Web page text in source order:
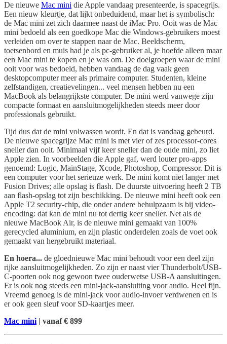
De nieuwe Mac mini die Apple vandaag presenteerde, is spacegrijs.
Een nieuw kleurtje, dat lijkt onbeduidend, maar het is symbolisch:
de Mac mini zet zich daarmee naast de iMac Pro. Ooit was de Mac
mini bedoeld als een goedkope Mac die Windows-gebruikers moest
verleiden om over te stappen naar de Mac. Beeldscherm,
toetsenbord en muis had je als pc-gebruiker al, je hoefde alleen maar
een Mac mini te kopen en je was om. De doelgroepen waar de mini
ooit voor was bedoeld, hebben vandaag de dag vaak geen
desktopcomputer meer als primaire computer. Studenten, kleine
zelfstandigen, creatievelingen... veel mensen hebben nu een
MacBook als belangrijkste computer. De mini werd vanwege zijn
compacte formaat en aansluitmogelijkheden steeds meer door
professionals gebruikt.
Tijd dus dat de mini volwassen wordt. En dat is vandaag gebeurd.
De nieuwe spacegrijze Mac mini is met vier of zes processor-cores
sneller dan ooit. Minimaal vijf keer sneller dan de oude mini, zo liet
Apple zien. In voorbeelden die Apple gaf, werd louter pro-apps
genoemd: Logic, MainStage, Xcode, Photoshop, Compressor. Dit is
een computer voor het serieuze werk. De mini komt niet langer met
Fusion Drives; alle opslag is flash. De duurste uitvoering heeft 2 TB
aan flash-opslag tot zijn beschikking. De nieuwe mini heeft ook een
Apple T2 security-chip, die onder andere behulpzaam is bij video-
encoding: dat kan de mini nu tot dertig keer sneller. Net als de
nieuwe MacBook Air, is de nieuwe mini gemaakt van 100%
gerecycled aluminium, en zijn plastic onderdelen zoals de voet ook
gemaakt van hergebruikt materiaal.
En hoera... de gloednieuwe Mac mini behoudt voor een deel zijn
rijke aansluitmogelijkheden. Zo zijn er naast vier Thunderbolt/USB-
C-poorten ook nog gewoon twee ouderwetse USB-A aansluitingen.
Er is ook nog steeds een mini-jack-aansluiting voor audio. Heel fijn.
Vreemd genoeg is de mini-jack voor audio-invoer verdwenen en is
er ook geen sleuf voor SD-kaartjes meer.
Mac mini| vanaf € 899